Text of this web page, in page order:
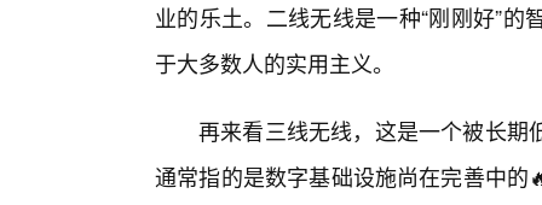
业的乐土。二线无线是一种“刚刚好”
于大多数人的实用主义。
再来看三线无线，这是一个被长期
通常指的是数字基础设施尚在完善中